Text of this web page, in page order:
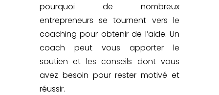
pourquoi denombreux
entrepreneurs se tournent vers le
coaching pour obtenir de l’aide. Un
coach peut vous apporter le
soutien et les conseils dont vous
avez besoin pour rester motivé et
réussir.